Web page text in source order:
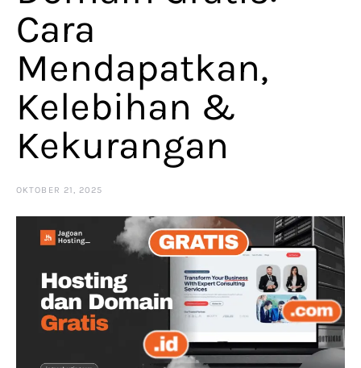
Cara
Mendapatkan,
Kelebihan &
Kekurangan
OKTOBER 21, 2025